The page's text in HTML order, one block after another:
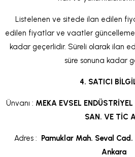
Listelenen ve sitede ilan edilen
edilen fiyatlar ve vaatler
kadar geçerlidir. Süreli olarak ilan
süre sonuna kadar
4. SATICI
Ünvanı : MEKA EVSEL
SAN. VE TİC
Adres : Pamuklar Mah. Seval
Ankara